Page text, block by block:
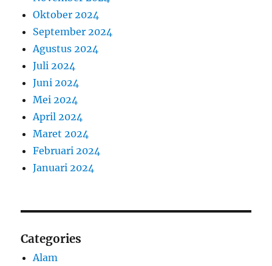
Oktober 2024
September 2024
Agustus 2024
Juli 2024
Juni 2024
Mei 2024
April 2024
Maret 2024
Februari 2024
Januari 2024
Categories
Alam